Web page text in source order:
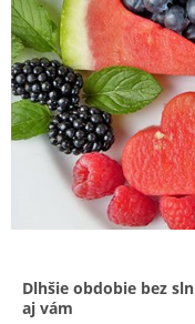
Dlhšie obdobie bez
aj vám